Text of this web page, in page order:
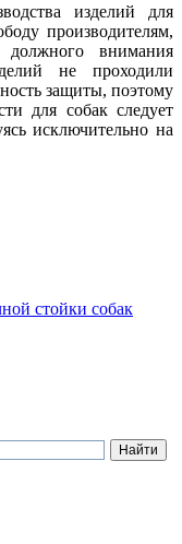
изделий для
производителям,
внимания
не проходили
защиты, поэтому
для собак следует
исключительно на
стойки собак